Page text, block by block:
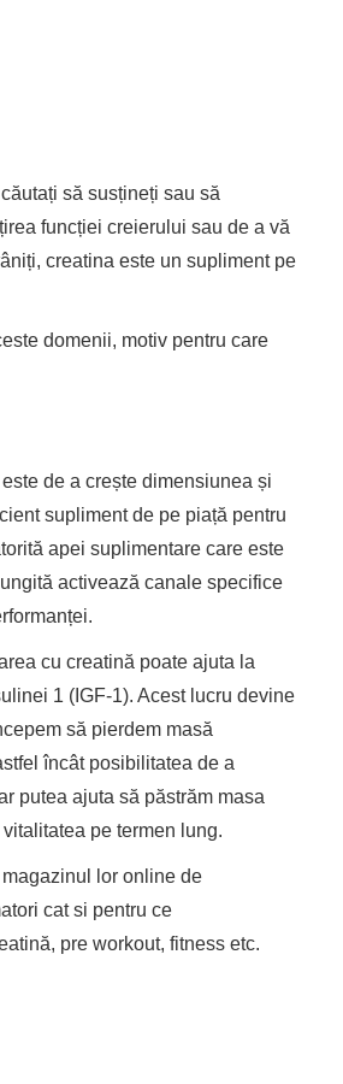
să susțineți sau să
funcției creierului sau de a vă
creatina este un supliment pe
domenii, motiv pentru care
de a crește dimensiunea și
supliment de pe piață pentru
apei suplimentare care este
activează canale specifice
cu creatină poate ajuta la
1 (IGF-1). Acest lucru devine
să pierdem masă
încât posibilitatea de a
putea ajuta să păstrăm masa
pe termen lung.
magazinul lor online de
cat si pentru ce
pre workout, fitness etc.